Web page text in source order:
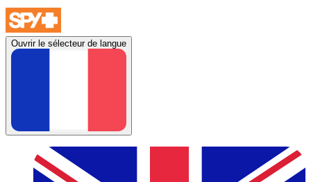
Ouvrir le sélecteur de langue